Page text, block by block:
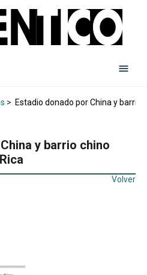
> Estadio donado por China y barrio
y barrio chino
Volver